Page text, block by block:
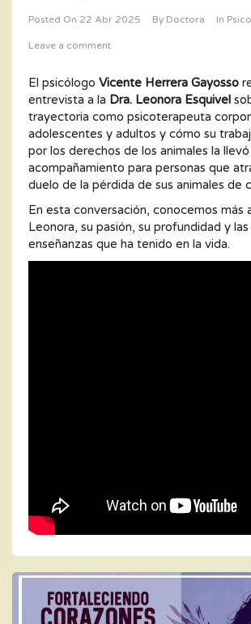
Posted On 22 Abr 2025 By Doctora In
Leave a comment
El psicólogo Vicente Herrera Gayosso
entrevista a la Dra. Leonora Esquivel
trayectoria como psicoterapeuta
adolescentes y adultos y cómo su
por los derechos de los animales la
acompañamiento para personas que
duelo de la pérdida de sus animales de
En esta conversación, conocemos más
Leonora, su pasión, su profundidad y
enseñanzas que ha tenido en la vida.